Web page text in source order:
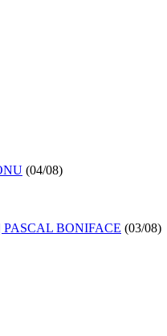
(04/08)
BONIFACE (03/08)